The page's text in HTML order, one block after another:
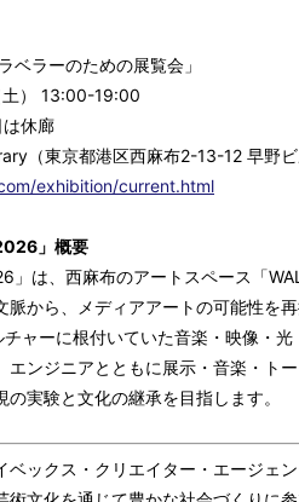
ベラーのための展覧会」
） 13:00-19:00
休廊
（東京都港区西麻布2-13-12 早野ビ
exhibition/current.html
」概要
」は、西麻布のアートスペース「
から、メディアアートの可能性を
ャーに根付いていた音楽・映像・
エンジニアとともに展示・音楽・ト
実験と文化の継承を目指します。
ベックス・クリエイター・エージェ